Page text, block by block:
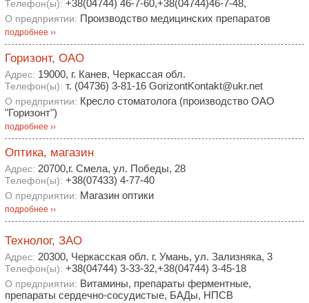
Телефон(ы): +38(04744) 46-7-60,+38(04744)46-7-48,
О предприятии: Производство медицинских препаратов
подробнее ››
Горизонт, ОАО
Адрес: 19000, г. Канев, Черкассая обл.
Телефон(ы): т. (04736) 3-81-16 GorizontKontakt@ukr.net
О предприятии: Кресло стоматолога (производство ОАО
"Горизонт")
подробнее ››
Оптика, магазин
Адрес: 20700,г. Смела, ул. Победы, 28
Телефон(ы): +38(07433) 4-77-40
О предприятии: Магазин оптики
подробнее ››
Технолог, ЗАО
Адрес: 20300, Черкасская обл. г. Умань, ул. Зализняка, 3
Телефон(ы): +38(04744) 3-33-32,+38(04744) 3-45-18
О предприятии: Витамины, препараты ферментные,
препараты сердечно-сосудистые, БАДы, НПСВ